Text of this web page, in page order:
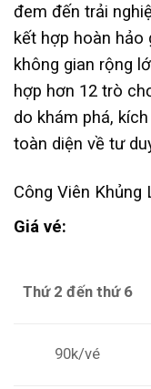
đem đến trải
kết hợp hoàn hảo
không gian rộng
hợp hơn 12 trò
do khám phá,
toàn diện về tư
Công Viên Khủng
Giá vé:
Thứ 2 đến thứ 6
90k/vé